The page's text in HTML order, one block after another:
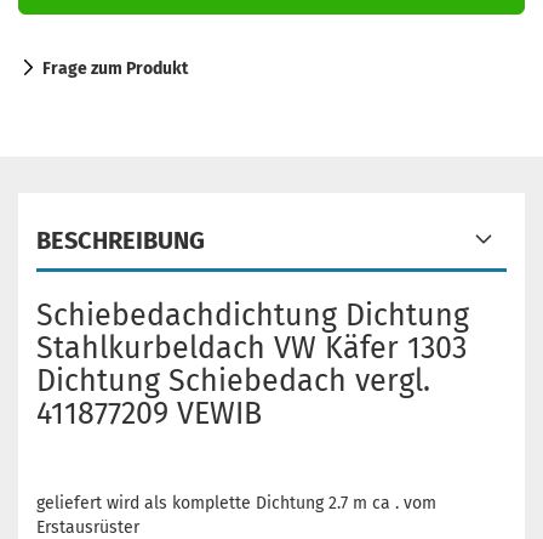
Frage zum Produkt
BESCHREIBUNG
Schiebedachdichtung Dichtung
Stahlkurbeldach VW Käfer 1303
Dichtung Schiebedach vergl.
411877209 VEWIB
geliefert wird als komplette Dichtung 2.7 m ca . vom
Erstausrüster